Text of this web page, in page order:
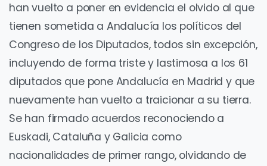
han vuelto a poner en evidencia el olvido al que
tienen sometida a Andalucía los políticos del
Congreso de los Diputados, todos sin excepción,
incluyendo de forma triste y lastimosa a los 61
diputados que pone Andalucía en Madrid y que
nuevamente han vuelto a traicionar a su tierra.
Se han firmado acuerdos reconociendo a
Euskadi, Cataluña y Galicia como
nacionalidades de primer rango, olvidando de